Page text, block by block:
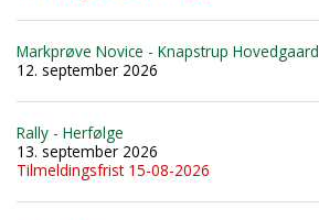
Markprøve Novice - Knapstrup Hovedgaard
12. september 2026
Rally - Herfølge
13. september 2026
Tilmeldingsfrist 15-08-2026